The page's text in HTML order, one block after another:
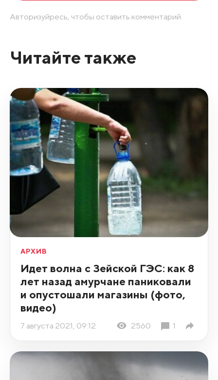
Авторизуйресь, чтобы оставить комментарий.
Читайте также
АРХИВ
Идет волна с Зейской ГЭС: как 8
лет назад амурчане паниковали
и опустошали магазины (фото,
видео)
7 августа 2021, 09:12 2560 1